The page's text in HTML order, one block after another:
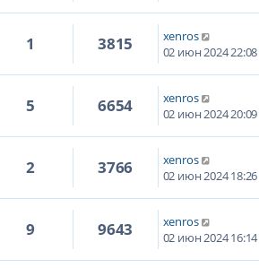
1 3815
xenros
02 июн 2024 22:08
5 6654
xenros
02 июн 2024 20:09
2 3766
xenros
02 июн 2024 18:26
9 9643
xenros
02 июн 2024 16:14